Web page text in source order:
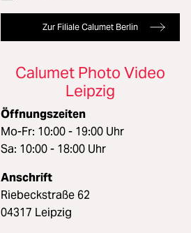
Zur Filiale Calumet Berlin
Calumet Photo Video
Leipzig
Öffnungszeiten
Mo-Fr: 10:00 - 19:00 Uhr
Sa: 10:00 - 18:00 Uhr
Anschrift
Riebeckstraße 62
04317 Leipzig